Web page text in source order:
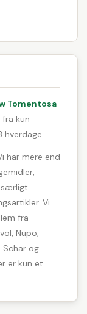
Tomentosa
kun
hverdage.
har mere end
særligt
Vi
fra
Nupo,
Schär og
er kun et